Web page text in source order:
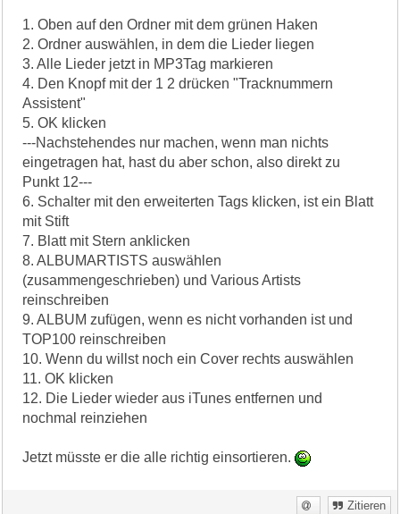
1. Oben auf den Ordner mit dem grünen Haken
2. Ordner auswählen, in dem die Lieder liegen
3. Alle Lieder jetzt in MP3Tag markieren
4. Den Knopf mit der 1 2 drücken "Tracknummern
Assistent"
5. OK klicken
---Nachstehendes nur machen, wenn man nichts
eingetragen hat, hast du aber schon, also direkt zu
Punkt 12---
6. Schalter mit den erweiterten Tags klicken, ist ein Blatt
mit Stift
7. Blatt mit Stern anklicken
8. ALBUMARTISTS auswählen
(zusammengeschrieben) und Various Artists
reinschreiben
9. ALBUM zufügen, wenn es nicht vorhanden ist und
TOP100 reinschreiben
10. Wenn du willst noch ein Cover rechts auswählen
11. OK klicken
12. Die Lieder wieder aus iTunes entfernen und
nochmal reinziehen
Jetzt müsste er die alle richtig einsortieren.
Zitieren